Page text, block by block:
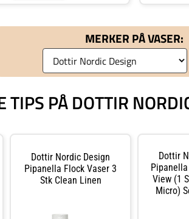
MERKER PÅ VASER:
TIPS PÅ DOTTIR
Dottir Nordic Design
Pipanella Flock Vaser 3
Stk Clean Linen
Dottir
View (1
Micro)